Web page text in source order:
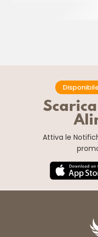
Attiva le